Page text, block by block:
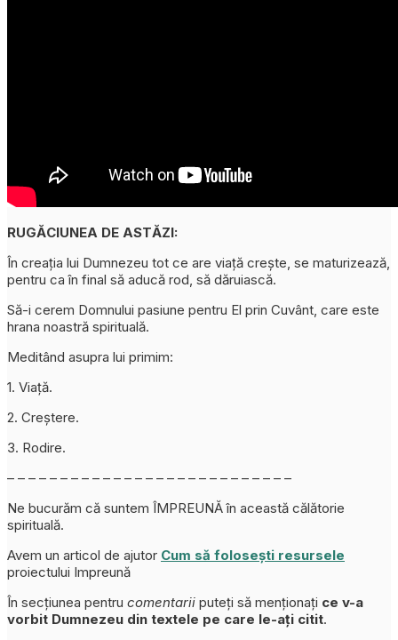
RUGĂCIUNEA DE ASTĂZI:
În creația lui Dumnezeu tot ce are viață crește, se maturizează,
pentru ca în final să aducă rod, să dăruiască.
Să-i cerem Domnului pasiune pentru El prin Cuvânt, care este
hrana noastră spirituală.
Meditând asupra lui primim:
1. Viață.
2. Creștere.
3. Rodire.
– – – – – – – – – – – – – – – – – – – – – – – – – – –
Ne bucurăm că suntem ÎMPREUNĂ în această călătorie
spirituală.
Avem un articol de ajutor Cum să folosești resursele
proiectului Impreună
În secțiunea pentru comentarii puteți să menționați ce v-a
vorbit Dumnezeu din textele pe care le-ați citit.